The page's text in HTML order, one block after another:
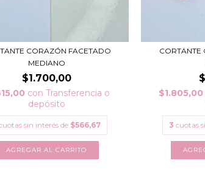
CORAZÓN FACETADO
MEDIANO
$1.700,00
con Transferencia o
depósito
sin interés de $566,67
CORTANTE
$1.805,00
3 cuotas